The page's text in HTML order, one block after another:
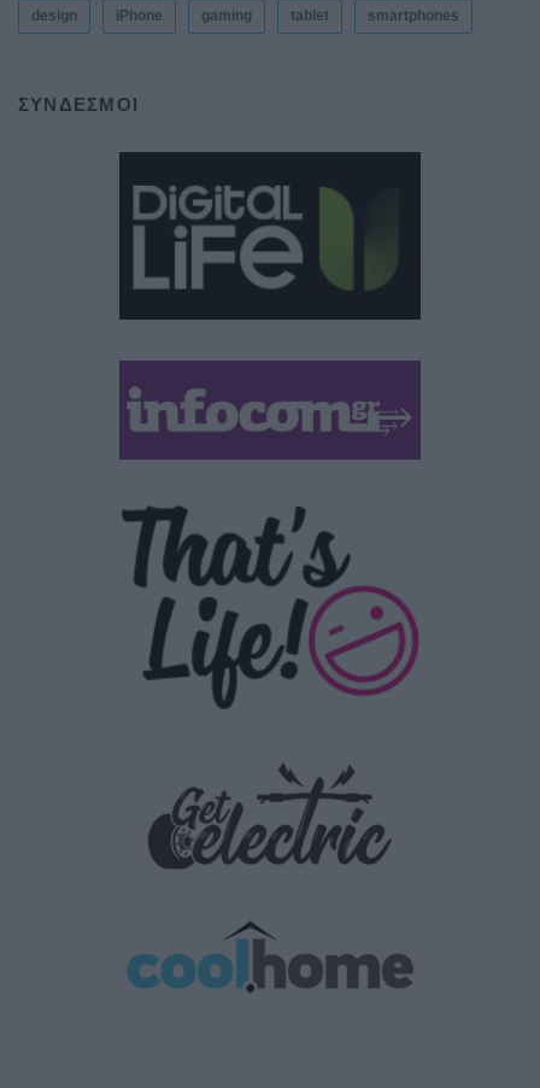
design iPhone gaming tablet smartphones
ΣΎΝΔΕΣΜΟΙ